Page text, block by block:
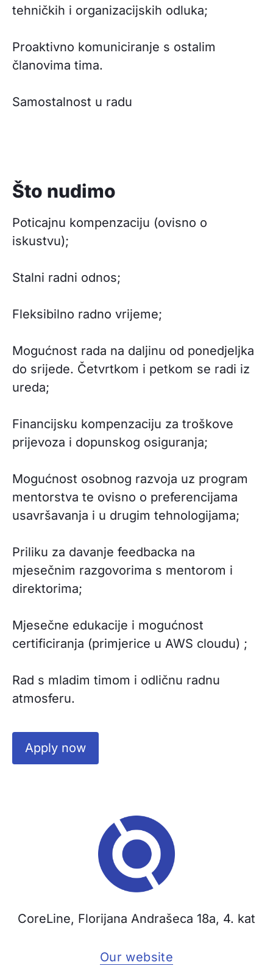
tehničkih i organizacijskih odluka;
Proaktivno komuniciranje s ostalim
članovima tima.
Samostalnost u radu
Što nudimo
Poticajnu kompenzaciju (ovisno o
iskustvu);
Stalni radni odnos;
Fleksibilno radno vrijeme;
Mogućnost rada na daljinu od ponedjeljka
do srijede. Četvrtkom i petkom se radi iz
ureda;
Financijsku kompenzaciju za troškove
prijevoza i dopunskog osiguranja;
Mogućnost osobnog razvoja uz program
mentorstva te ovisno o preferencijama
usavršavanja i u drugim tehnologijama;
Priliku za davanje feedbacka na
mjesečnim razgovorima s mentorom i
direktorima;
Mjesečne edukacije i mogućnost
certificiranja (primjerice u AWS cloudu) ;
Rad s mladim timom i odličnu radnu
atmosferu.
Apply now
CoreLine, Florijana Andrašeca 18a, 4. kat
Our website